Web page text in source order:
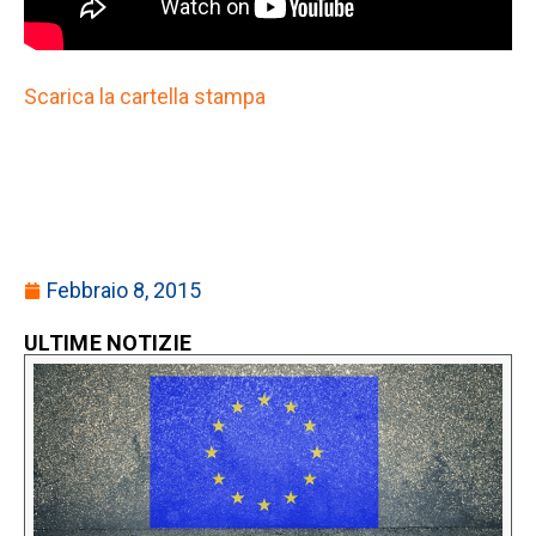
Scarica la cartella stampa
Febbraio 8, 2015
ULTIME NOTIZIE